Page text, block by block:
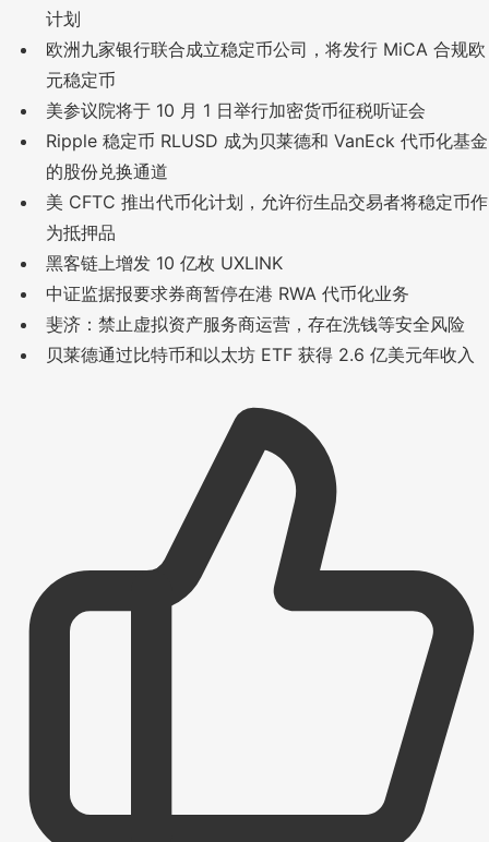
计划
欧洲九家银行联合成立稳定币公司，将发行 MiCA 合规欧
元稳定币
美参议院将于 10 月 1 日举行加密货币征税听证会
Ripple 稳定币 RLUSD 成为贝莱德和 VanEck 代币化基金
的股份兑换通道
美 CFTC 推出代币化计划，允许衍生品交易者将稳定币作
为抵押品
黑客链上增发 10 亿枚 UXLINK
中证监据报要求券商暂停在港 RWA 代币化业务
斐济：禁止虚拟资产服务商运营，存在洗钱等安全风险
贝莱德通过比特币和以太坊 ETF 获得 2.6 亿美元年收入